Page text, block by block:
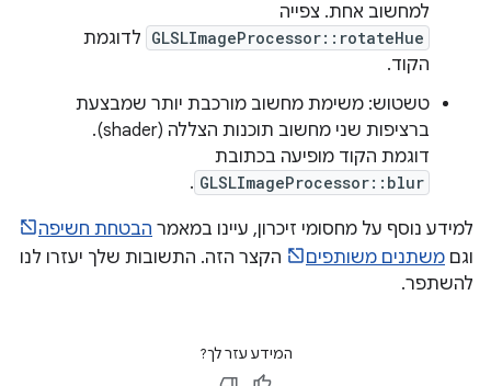
למחשוב אחת. צפייה
GLSLImageProcessor::rotateHue לדוגמת
הקוד.
טשטוש: משימת מחשוב מורכבת יותר שמבצעת
ברציפות שני מחשוב תוכנות הצללה (shader).
דוגמת הקוד מופיעה בכתובת
GLSLImageProcessor::blur
.
למידע נוסף על מחסומי זיכרון, עיינו במאמר הבטחת חשיפה
וגם משתנים משותפים
הקצר הזה. התשובות שלך יעזרו לנו
להשתפר.
המידע עזר לך?